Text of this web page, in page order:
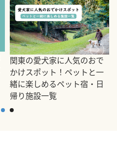
関東の愛犬家に人気のおで
かけスポット！ペットと一
緒に楽しめるペット宿・日
帰り施設一覧